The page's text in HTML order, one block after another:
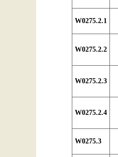
W0275.2.1
W0275.2.2
W0275.2.3
W0275.2.4
W0275.3